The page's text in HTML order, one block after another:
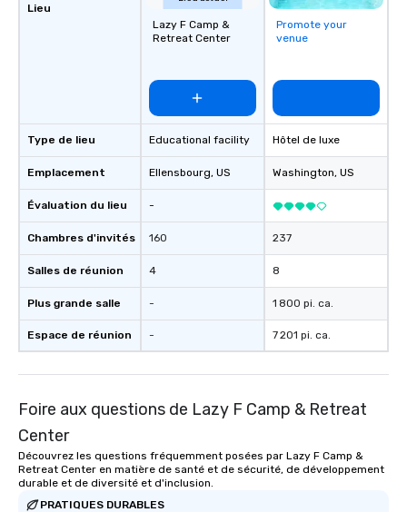
Lieu
Type de lieu
Emplacement
Évaluation du lieu
Chambres d'invités
Salles de réunion
Plus grande salle
Espace de réunion
Lazy F Camp &
Retreat Center
Educational facility
Ellensbourg, US
-
160
4
-
-
Promote your
venue
Hôtel de luxe
Washington, US
237
8
1 800 pi. ca.
7 201 pi. ca.
Foire aux questions de Lazy F Camp & Retreat
Center
Découvrez les questions fréquemment posées par Lazy F Camp &
Retreat Center en matière de santé et de sécurité, de développement
durable et de diversité et d'inclusion.
PRATIQUES DURABLES